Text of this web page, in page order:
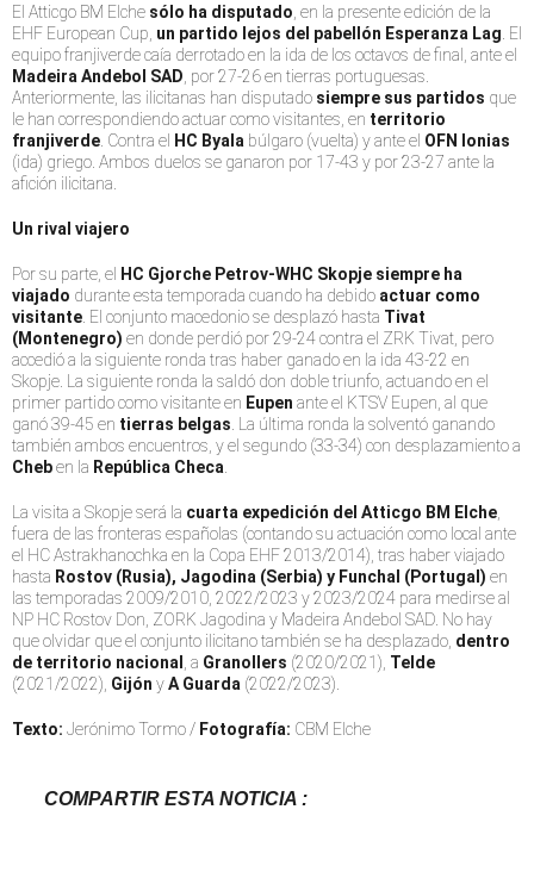
El Atticgo BM Elche sólo ha disputado , en la presente edición de la
EHF European Cup, un partido lejos del pabellón Esperanza Lag . El
equipo franjiverde caía derrotado en la ida de los octavos de final, ante el
Madeira Andebol SAD , por 27-26 en tierras portuguesas.
Anteriormente, las ilicitanas han disputado siempre sus partidos que
le han correspondiendo actuar como visitantes, en territorio
franjiverde . Contra el HC Byala búlgaro (vuelta) y ante el OFN Ionias
(ida) griego. Ambos duelos se ganaron por 17-43 y por 23-27 ante la
afición ilicitana.
Un rival viajero
Por su parte, el HC Gjorche Petrov-WHC Skopje siempre ha
viajado durante esta temporada cuando ha debido actuar como
visitante . El conjunto macedonio se desplazó hasta Tivat
(Montenegro) en donde perdió por 29-24 contra el ZRK Tivat, pero
accedió a la siguiente ronda tras haber ganado en la ida 43-22 en
Skopje. La siguiente ronda la saldó don doble triunfo, actuando en el
primer partido como visitante en Eupen ante el KTSV Eupen, al que
ganó 39-45 en tierras belgas . La última ronda la solventó ganando
también ambos encuentros, y el segundo (33-34) con desplazamiento a
Cheben la República Checa
La visita a Skopje será la cuarta expedición del Atticgo BM Elche
fuera de las fronteras españolas (contando su actuación como local ante
el HC Astrakhanochka en la Copa EHF 2013/2014), tras haber viajado
hasta Rostov (Rusia), Jagodina (Serbia) y Funchal (Portugal) en
las temporadas 2009/2010, 2022/2023 y 2023/2024 para medirse al
NP HC Rostov Don, ZORK Jagodina y Madeira Andebol SAD. No hay
que olvidar que el conjunto ilicitano también se ha desplazado, dentro
de territorio nacional
, a Granollers (2020/2021), Telde
(2021/2022), Gijón yA Guarda (2022/2023).
Texto: Jerónimo Tormo / Fotografía: CBM Elche
COMPARTIR ESTA NOTICIA :